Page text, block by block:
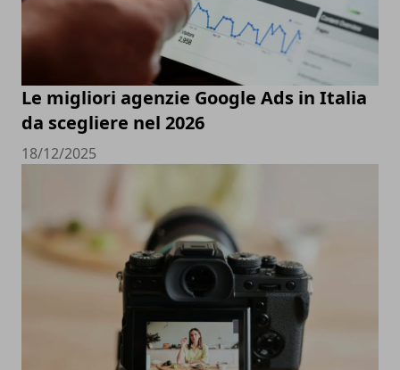
Le migliori agenzie Google Ads in Italia
da scegliere nel 2026
18/12/2025